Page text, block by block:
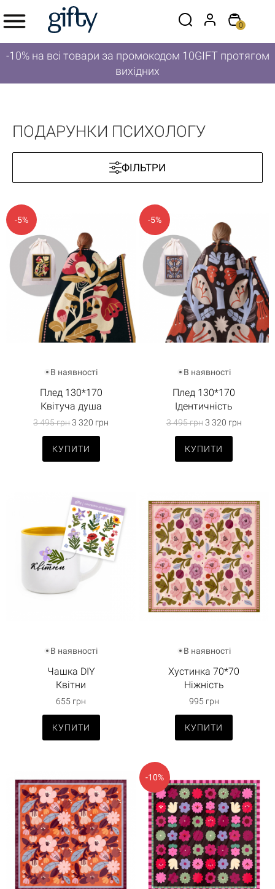
0
-10% на всі товари за промокодом 10GIFT протягом
вихідних
ПОДАРУНКИ ПСИХОЛОГУ
ФІЛЬТРИ
-5%
В наявності
Плед 130*170
Квітуча душа
3 495 грн3 320 грн
КУПИТИ
-5%
В наявності
Плед 130*170
Ідентичність
3 495 грн3 320 грн
КУПИТИ
В наявності
Чашка DIY
Квітни
655 грн
КУПИТИ
В наявності
Хустинка 70*70
Ніжність
995 грн
КУПИТИ
-10%